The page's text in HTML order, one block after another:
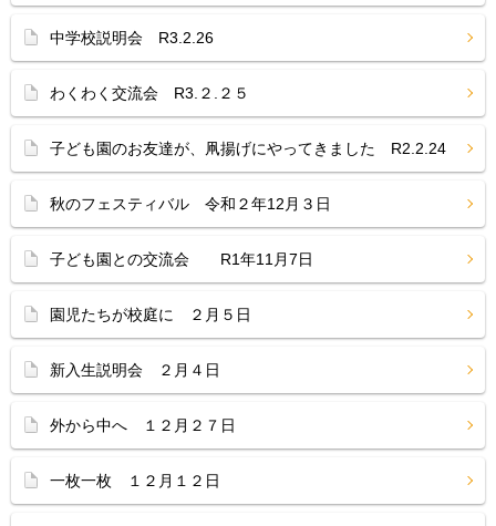
中学校説明会 R3.2.26
わくわく交流会 R3.２.２５
子ども園のお友達が、凧揚げにやってきました R2.2.24
秋のフェスティバル 令和２年12月３日
子ども園との交流会 R1年11月7日
園児たちが校庭に ２月５日
新入生説明会 ２月４日
外から中へ １２月２７日
一枚一枚 １２月１２日